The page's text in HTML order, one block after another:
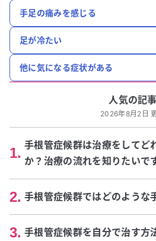
手足の痛みを感じる
足が冷たい
他に気になる症状がある
人気の記事
2026年8月2日
1. 手根管症候群は治療をしてど
か？治療の流れを知りたいです
2. 手根管症候群ではどのような
3. 手根管症候群を自分で治す方